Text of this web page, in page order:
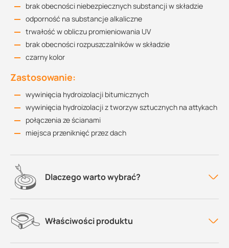
brak obecności niebezpiecznych substancji w składzie
odporność na substancje alkaliczne
trwałość w obliczu promieniowania UV
brak obecności rozpuszczalników w składzie
czarny kolor
Zastosowanie:
wywinięcia hydroizolacji bitumicznych
wywinięcia hydroizolacji z tworzyw sztucznych na attykach
połączenia ze ścianami
miejsca przeniknięć przez dach
Dlaczego warto wybrać?
Właściwości produktu